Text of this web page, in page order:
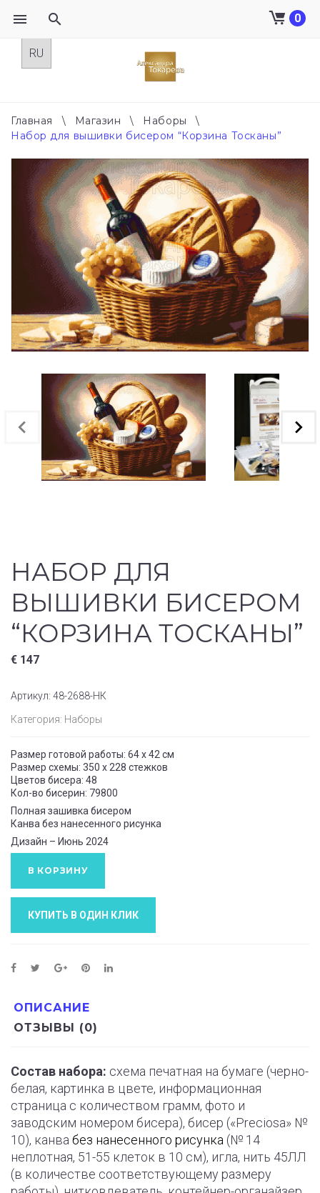
0
Главная \ Магазин \ Наборы
\
Набор для вышивки бисером “Корзина Тосканы”
НАБОР ДЛЯ
ВЫШИВКИ БИСЕРОМ
“КОРЗИНА ТОСКАНЫ”
€ 147
Артикул: 48-2688-НК
Категория: Наборы
Размер готовой работы: 64 x 42 см
Размер схемы: 350 x 228 стежков
Цветов бисера: 48
Кол-во бисерин: 79800
Полная зашивка бисером
Канва без нанесенного рисунка
Дизайн – Июнь 2024
В КОРЗИНУ
КУПИТЬ В ОДИН КЛИК
ОПИСАНИЕ
ОТЗЫВЫ (0)
Состав набора: схема печатная на бумаге (черно-
белая, картинка в цвете, информационная
страница с количеством грамм, фото и
заводским номером бисера), бисер («Preciosa» №
10), канва без нанесенного рисунка (№ 14
неплотная, 51-55 клеток в 10 см), игла, нить 45ЛЛ
(в количестве соответствующему размеру